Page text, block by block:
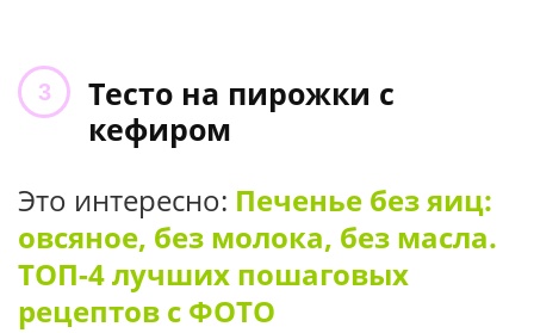
Тесто на пирожки с
кефиром
Это интересно: Печенье без яиц:
овсяное, без молока, без масла.
ТОП-4 лучших пошаговых
рецептов с ФОТО